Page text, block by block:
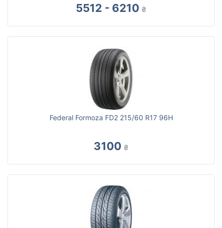
5512 - 6210 ₴
Federal Formoza FD2 215/60 R17 96H
3100 ₴